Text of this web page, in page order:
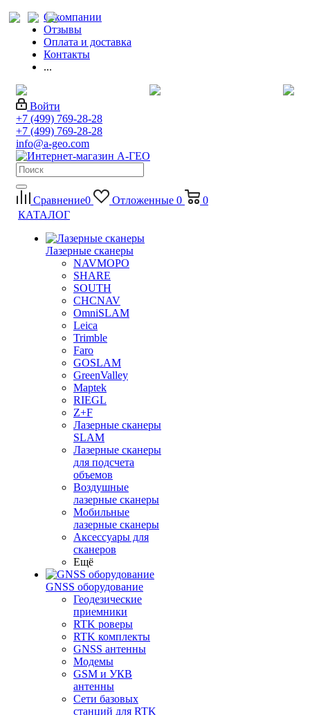
О компании
Отзывы
Оплата и доставка
Контакты
...
Войти
+7 (499) 769-28-28
+7 (499) 769-28-28
info@a-geo.com
Сравнение0 Отложенные 0
0
КАТАЛОГ
Лазерные сканеры
NAVMOPO
SHARE
SOUTH
CHCNAV
OmniSLAM
Leica
Trimble
Faro
GOSLAM
GreenValley
Maptek
RIEGL
Z+F
Лазерные сканеры
SLAM
Лазерные сканеры
для подсчета
объемов
Воздушные
лазерные сканеры
Мобильные
лазерные сканеры
Аксессуары для
сканеров
Ещё
GNSS оборудование
Геодезические
приемники
RTK роверы
RTK комплекты
GNSS антенны
Модемы
GSM и УКВ
антенны
Сети базовых
станций для RTK